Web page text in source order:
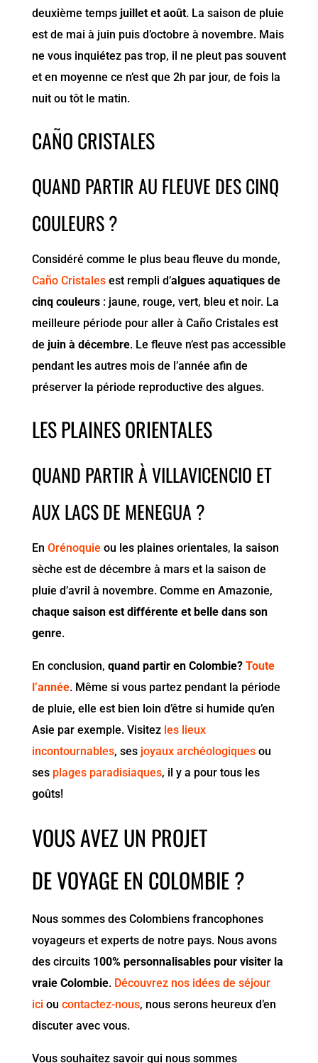
deuxième temps juillet et août. La saison de pluie
est de mai à juin puis d’octobre à novembre. Mais
ne vous inquiétez pas trop, il ne pleut pas souvent
et en moyenne ce n’est que 2h par jour, de fois la
nuit ou tôt le matin.
CAÑO CRISTALES
QUAND PARTIR AU FLEUVE DES CINQ
COULEURS ?
Considéré comme le plus beau fleuve du monde,
Caño Cristalesest rempli d’algues aquatiques de
cinq couleurs: jaune, rouge, vert, bleu et noir. La
meilleure période pour aller à Caño Cristales est
de juin à décembre. Le fleuve n’est pas accessible
pendant les autres mois de l’année afin de
préserver la période reproductive des algues.
LES PLAINES ORIENTALES
QUAND PARTIR À VILLAVICENCIO ET
AUX LACS DE MENEGUA ?
En Orénoquie ou les plaines orientales, la saison
sèche est de décembre à mars et la saison de
pluie d’avril à novembre. Comme en Amazonie,
chaque saison est différente et belle dans son
genre.
En conclusion, quand partir en Colombie? Toute
l’année. Même si vous partez pendant la période
de pluie, elle est bien loin d’être si humide qu’en
Asie par exemple. Visitez les lieux
incontournables, ses joyaux archéologiquesou
ses plages paradisiaques, il y a pour tous les
goûts!
VOUS AVEZ UN PROJET
DE VOYAGE EN COLOMBIE ?
Nous sommes des Colombiens francophones
voyageurs et experts de notre pays. Nous avons
des circuits 100% personnalisables pour visiter la
vraie Colombie. Découvrez nos idées de séjour
ici ou contactez-nous, nous serons heureux d’en
discuter avec vous.
Vous souhaitez savoir qui nous sommes